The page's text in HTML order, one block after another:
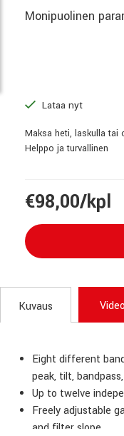
Monipuolinen
Lataa nyt
Maksa heti, laskulla tai
Helppo ja turvallinen
€98,00/kpl
Kuvaus Video
Eight different
peak, tilt,
Up to twelve
Freely adjustable
and filter slope